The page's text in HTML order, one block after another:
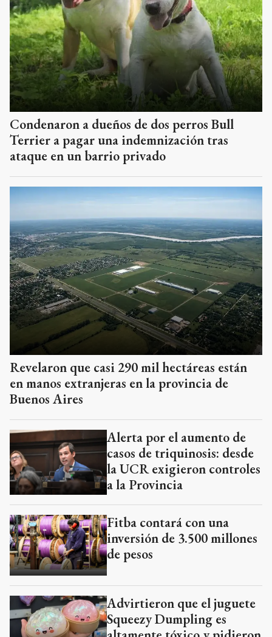
Condenaron a dueños de dos perros Bull
Terrier a pagar una indemnización tras
ataque en un barrio privado
Revelaron que casi 290 mil hectáreas están
en manos extranjeras en la provincia de
Buenos Aires
Alerta por el aumento de
casos de triquinosis: desde
la UCR exigieron controles
a la Provincia
Fitba contará con una
inversión de 3.500 millones
de pesos
Advirtieron que el juguete
Squeezy Dumpling es